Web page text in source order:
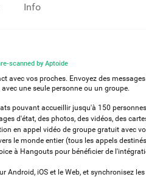
Info
scanned by Aptoide
avec vos proches. Envoyez des
une seule personne ou un groupe.
pouvant accueillir jusqu'à 150
d'état, des photos, des vidéos, des
en appel vidéo de groupe gratuit avec
le monde entier (tous les appels
à Hangouts pour bénéficier de
Android, iOS et le Web, et synchronisez